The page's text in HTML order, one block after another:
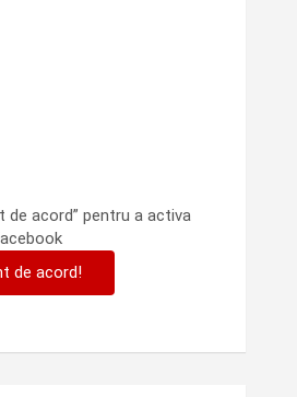
de acord” pentru a activa
de acord!